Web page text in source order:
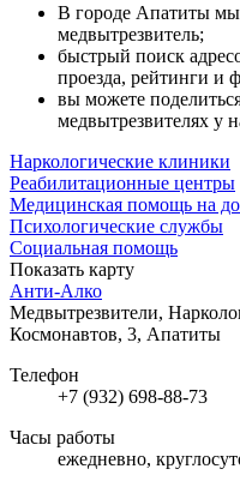
В городе Апатиты
медвытрезвитель;
быстрый поиск
проезда, рейтинги и
вы можете
медвытрезвителях у
Наркологические клиники
Реабилитационные центры
Медицинская помощь на
Психологические службы
Социальная помощь
Показать карту
Анти-Алко
Медвытрезвители,
Космонавтов, 3, Апатиты
Телефон
+7 (932) 698-88-73
Часы работы
ежедневно,